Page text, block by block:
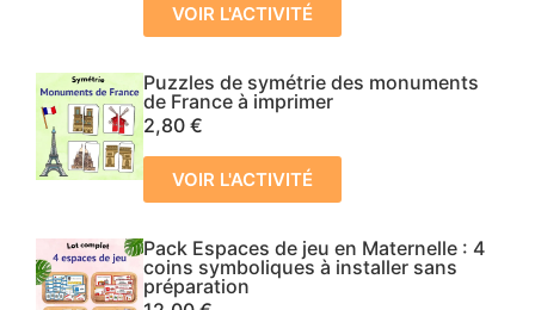
VOIR L'ACTIVITÉ
Puzzles de symétrie des monuments
de France à imprimer
2,80 €
VOIR L'ACTIVITÉ
Pack Espaces de jeu en Maternelle : 4
coins symboliques à installer sans
préparation